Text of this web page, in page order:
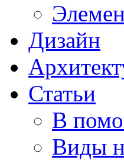
Дизайн
Статьи
В
Виды